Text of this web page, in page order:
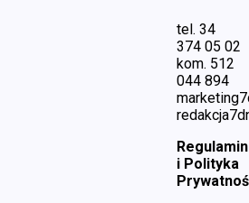
tel. 34
374 05 02
kom. 512
044 894
Regulamin
i Polityka